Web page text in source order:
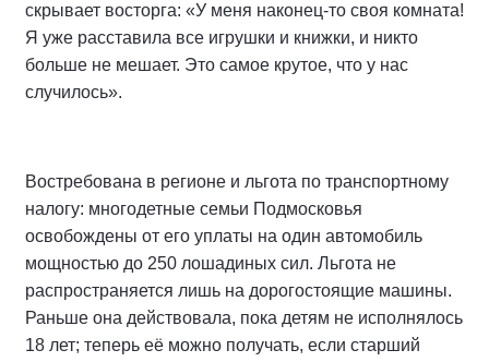
скрывает восторга: «У меня наконец-то своя комната!
Я уже расставила все игрушки и книжки, и никто
больше не мешает. Это самое крутое, что у нас
случилось».
Востребована в регионе и льгота по транспортному
налогу: многодетные семьи Подмосковья
освобождены от его уплаты на один автомобиль
мощностью до 250 лошадиных сил. Льгота не
распространяется лишь на дорогостоящие машины.
Раньше она действовала, пока детям не исполнялось
18 лет; теперь её можно получать, если старший